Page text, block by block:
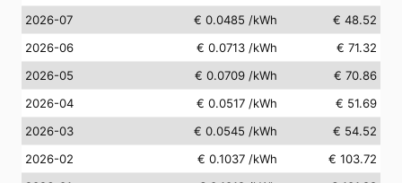
2026-07
€ 0.0485 /kWh
€ 48.52
2026-06
€ 0.0713 /kWh
€ 71.32
2026-05
€ 0.0709 /kWh
€ 70.86
2026-04
€ 0.0517 /kWh
€ 51.69
2026-03
€ 0.0545 /kWh
€ 54.52
2026-02
€ 0.1037 /kWh
€ 103.72